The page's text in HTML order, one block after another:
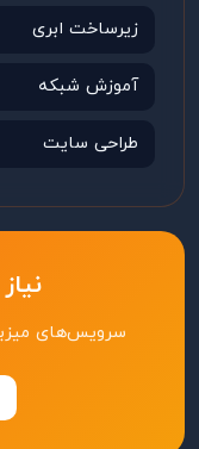
زیرساخت ابری
آموزش شبکه
طراحی سایت
سرویس‌های میزبانی